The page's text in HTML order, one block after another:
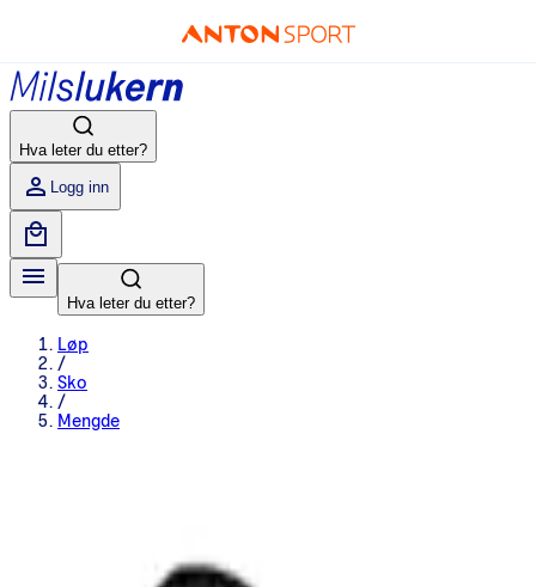
Hva leter du etter?
Logg inn
Hva leter du etter?
Løp
/
Sko
/
Mengde